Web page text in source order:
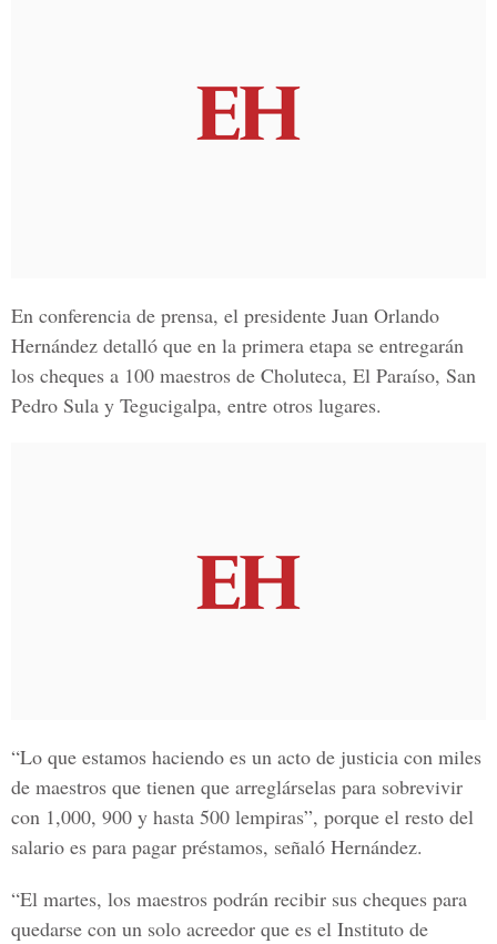
En conferencia de prensa, el presidente Juan Orlando
Hernández detalló que en la primera etapa se entregarán
los cheques a 100 maestros de Choluteca, El Paraíso, San
Pedro Sula y Tegucigalpa, entre otros lugares.
“Lo que estamos haciendo es un acto de justicia con miles
de maestros que tienen que arreglárselas para sobrevivir
con 1,000, 900 y hasta 500 lempiras”, porque el resto del
salario es para pagar préstamos, señaló Hernández.
“El martes, los maestros podrán recibir sus cheques para
quedarse con un solo acreedor que es el Instituto de